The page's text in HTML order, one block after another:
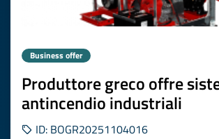
Business offer
Produttore greco offre
antincendio industriali
ID: BOGR20251104016